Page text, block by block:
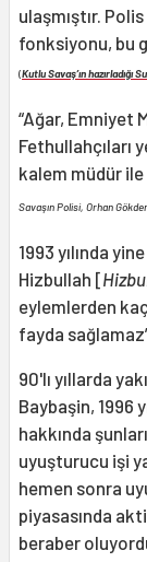
ulaşmıştır.
fonksiyonu, bu
(Kutlu Savaş’ın hazırladığı
“Ağar, Emniyet
Fethullahçıları
kalem müdür ile
Savaşın Polisi, Orhan
1993 yılında
Hizbullah [
eylemlerden
fayda
90'lı yıllarda
Baybaşin, 1996
hakkında
uyuşturucu işi
hemen sonra
piyasasında
beraber